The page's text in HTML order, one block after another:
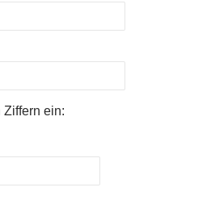
Ziffern ein: